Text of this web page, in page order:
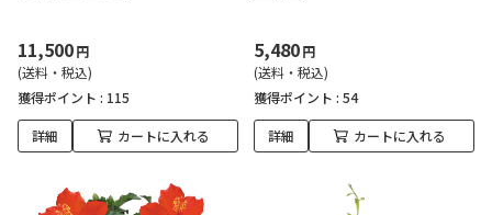
11,500円
(送料・税込)
獲得ポイント : 115
詳細 カートに入れる
5,480円
(送料・税込)
獲得ポイント : 54
詳細 カートに入れる